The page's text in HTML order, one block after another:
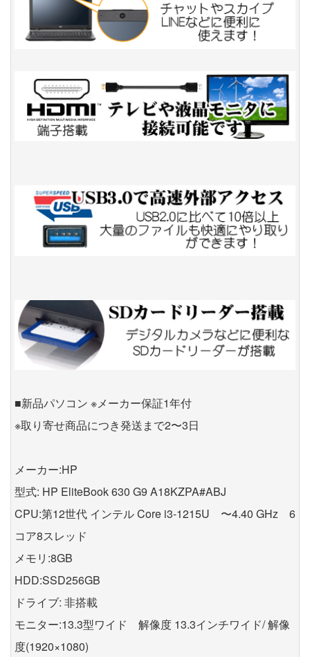
■新品パソコン ※メーカー保証1年付
※取り寄せ商品につき発送まで2〜3日
メーカー:HP
型式: HP EliteBook 630 G9 A18KZPA#ABJ
CPU:第12世代 インテル Core i3-1215U 〜4.40 GHz 6
コア8スレッド
メモリ:8GB
HDD:SSD256GB
ドライブ: 非搭載
モニター:13.3型ワイド 解像度 13.3インチワイド/ 解像
度(1920×1080)